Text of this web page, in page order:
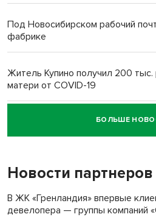
Под Новосибирском рабочий
фабрике
Житель Купино получил 200 тыс.
матери от COVID-19
Новосибирский суд наказал
пенсионерки на вокзале
БОЛЬШЕ
Новости партнеров
В ЖК «Гренландия» впервые
девелопера — группы компаний